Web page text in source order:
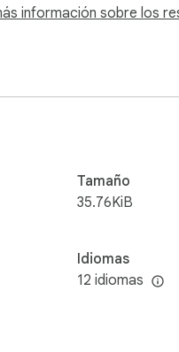
Plain text),
información sobre los
Tamaño
35.76KiB
Idiomas
12 idiomas